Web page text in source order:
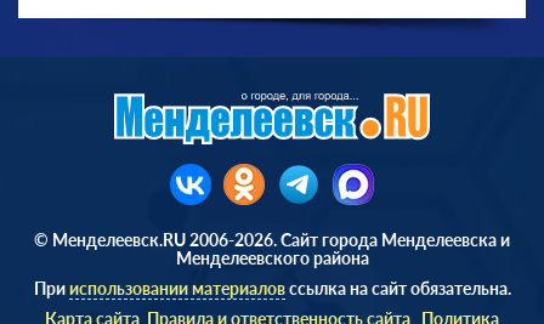
© Менделеевск.RU 2006-2026. Сайт города Менделеевска и
Менделеевского района
Прииспользовании материаловссылка на сайт обязательна.
Карта сайта Правила и ответственность сайта Политика